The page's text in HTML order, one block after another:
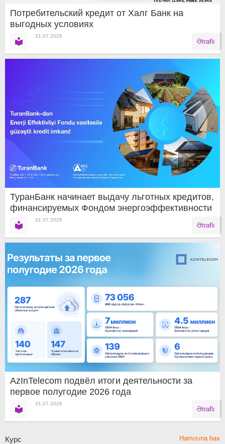
Потребительский кредит от Халг Банк на
выгодных условиях
31.07.2026
Ətraflı
ТуранБанк начинает выдачу льготных кредитов,
финансируемых Фондом энергоэффективности
31.07.2026
Ətraflı
AzInTelecom подвёл итоги деятельности за
первое полугодие 2026 года
31.07.2026
Ətraflı
Курс Hamısına bax